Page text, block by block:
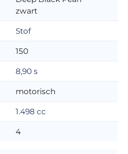
zwart
Stof
150
8,90 s
motorisch
1.498 cc
4